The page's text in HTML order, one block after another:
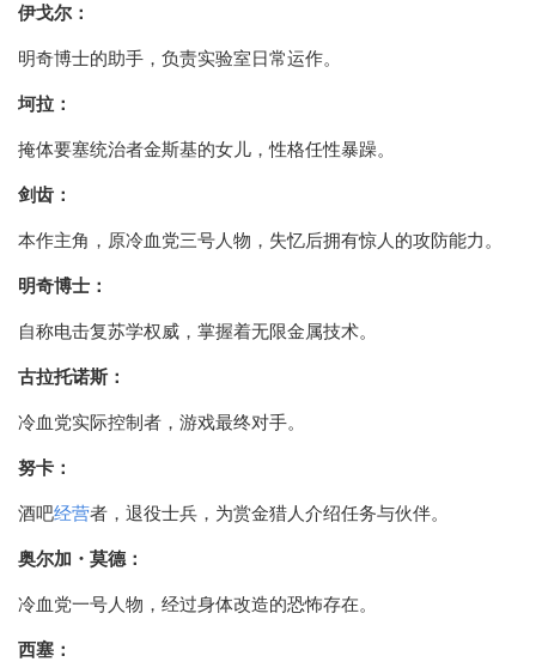
伊戈尔：
明奇博士的助手，负责实验室日常运作。
坷拉：
掩体要塞统治者金斯基的女儿，性格任性暴躁。
剑齿：
本作主角，原冷血党三号人物，失忆后拥有惊人的攻防能力。
明奇博士：
自称电击复苏学权威，掌握着无限金属技术。
古拉托诺斯：
冷血党实际控制者，游戏最终对手。
努卡：
酒吧经营者，退役士兵，为赏金猎人介绍任务与伙伴。
奥尔加・莫德：
冷血党一号人物，经过身体改造的恐怖存在。
西塞：